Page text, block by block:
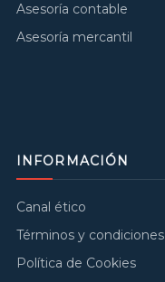
Asesoría contable
Asesoría mercantil
INFORMACIÓN
Canal ético
Términos y condiciones
Política de Cookies